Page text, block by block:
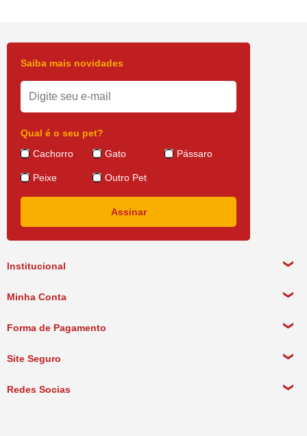
Institucional
Política de Pagamento
Política de Entrega
Minha Conta
Forma de Pagamento
Site Seguro
Redes Socias
Saiba mais novidades
Qual é o seu pet?
Cachorro
Gato Pássaro
Peixe Outro Pet